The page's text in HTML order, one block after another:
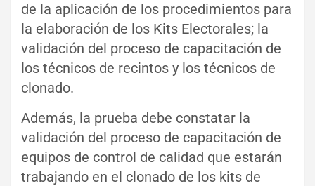
de la aplicación de los procedimientos para
la elaboración de los Kits Electorales; la
validación del proceso de capacitación de
los técnicos de recintos y los técnicos de
clonado.
Además, la prueba debe constatar la
validación del proceso de capacitación de
equipos de control de calidad que estarán
trabajando en el clonado de los kits de